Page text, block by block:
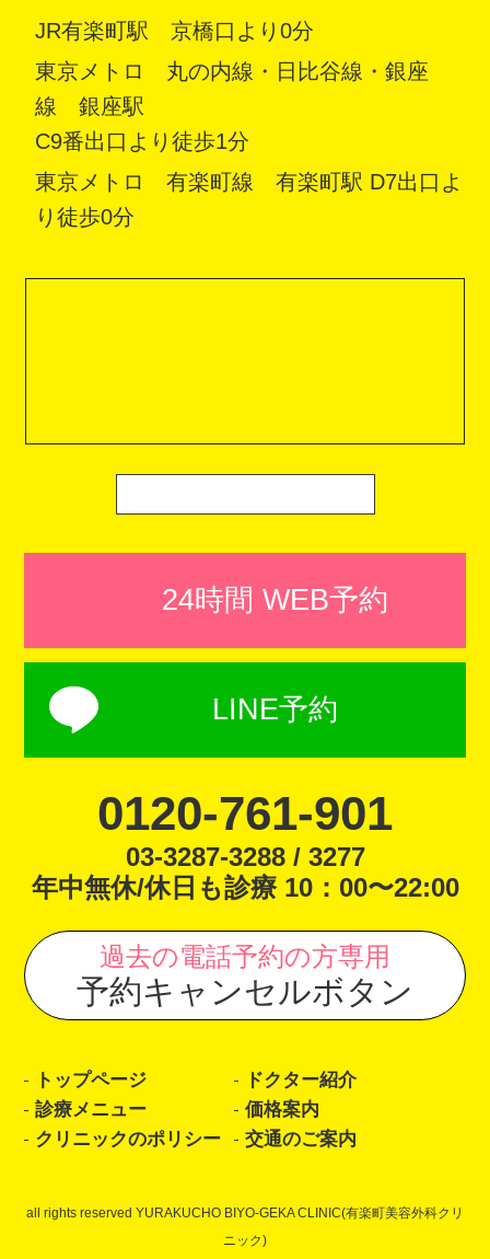
JR有楽町駅 京橋口より0分
東京メトロ 丸の内線・日比谷線・銀座
線 銀座駅
C9番出口より徒歩1分
東京メトロ 有楽町線 有楽町駅 D7出口よ
り徒歩0分
24時間 WEB予約
LINE予約
0120-761-901
03-3287-3288 / 3277
年中無休/休日も診療 10：00〜22:00
過去の電話予約の方専用
予約キャンセルボタン
トップページ
ドクター紹介
診療メニュー
価格案内
クリニックのポリシー
交通のご案内
all rights reserved YURAKUCHO BIYO-GEKA CLINIC(有楽町美容外科クリ
ニック)